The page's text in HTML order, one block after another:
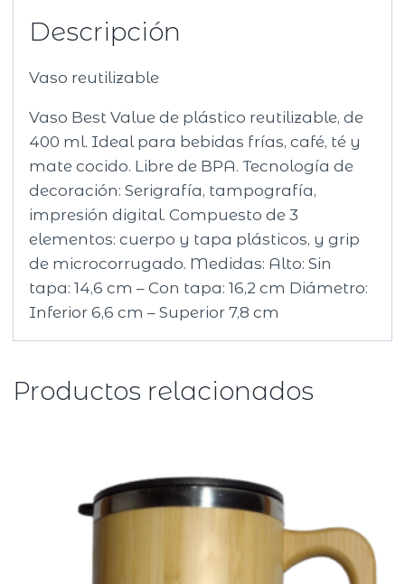
Descripción
Vaso reutilizable
Vaso Best Value de plástico reutilizable, de
400 ml. Ideal para bebidas frías, café, té y
mate cocido. Libre de BPA. Tecnología de
decoración: Serigrafía, tampografía,
impresión digital. Compuesto de 3
elementos: cuerpo y tapa plásticos, y grip
de microcorrugado. Medidas: Alto: Sin
tapa: 14,6 cm – Con tapa: 16,2 cm Diámetro:
Inferior 6,6 cm – Superior 7,8 cm
Productos relacionados